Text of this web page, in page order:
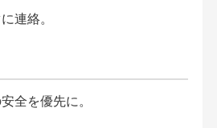
連絡。
全を優先に。